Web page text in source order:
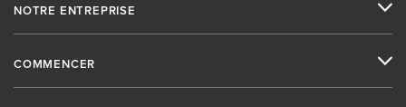
NOTRE ENTREPRISE
COMMENCER